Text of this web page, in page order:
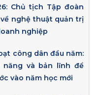
Chủ tịch Tập đoàn
về nghệ thuật quản trị
nghiệp
công dân đầu năm:
năng và bản lĩnh để
vào năm học mới